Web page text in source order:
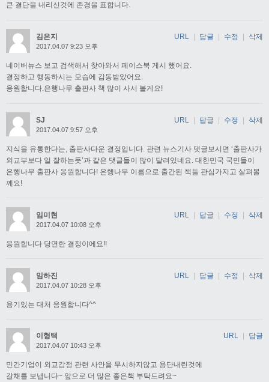
큰 결단을 내리신것에 존경을 표합니다.
김은지
2017.04.07 9:23 오후
네이버뉴스 보고 검색해서 찾아와서 페이스북 게시 했어요.
결정하고 행동하시는 모습에 감동받았어요.
응원합니다.은행나무 출판사 책 많이 사서 볼게요!
URL 답글 수정 삭제
SJ
2017.04.07 9:57 오후
지식을 유통한다는, 출판사다운 결정입니다. 관련 뉴스기사 댓글보시면 ‘출판사가
외교부보다 일 잘하는듯’과 같은 댓글들이 많이 달려있네요. 대한민국 국민들이
은행나무 출판사 응원합니다! 은행나무 이름으로 출간된 책들 관심가지고 살펴볼
께요!
URL 답글 수정 삭제
임미현
2017.04.07 10:08 오후
응원합니다 당연한 결정이에요!!
URL | 답글 | 수정 | 삭제
임하진
2017.04.07 10:28 오후
용기있는 대처 응원합니다^^
URL | 답글 | 수정 | 삭제
이형택
2017.04.07 10:43 오후
민간기업이 외교감정 관련 사안을 무시하지않고 용단내린것에
갈채를 보냅니다~ 앞으로 더 많은 좋은책 부탁드려요~
URL 답글